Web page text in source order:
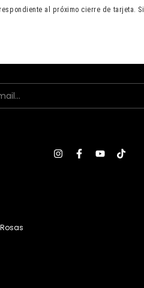
al próximo cierre de tarjeta. Si